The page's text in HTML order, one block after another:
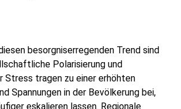
besorgniserregenden Trend sind
Polarisierung und
tragen zu einer erhöhten
Spannungen in der Bevölkerung bei,
eskalieren lassen. Regionale